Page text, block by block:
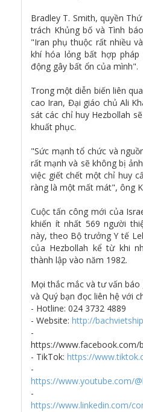
Bradley T. Smith, quyền
trách Khủng bố và Tình
"Iran phụ thuộc rất nhiều
khí hóa lỏng bất hợp
động gây bất ổn của mình".
Trong một diễn biến liên
cao Iran, Đại giáo chủ Ali
sát các chỉ huy Hezbollah
khuất phục.
"Sức mạnh tổ chức và
rất mạnh và sẽ không bị
việc giết chết một chỉ huy
ràng là một mất mát", ông
Cuộc tấn công mới của
khiến ít nhất 569 người
này, theo Bộ trưởng Y tế
của Hezbollah kể từ khi
thành lập vào năm 1982.
Mọi thắc mắc và tư vấn
và Quý bạn đọc liên hệ với
- Hotline: 024 3732 4889
- Website: http://
-
https://www.facebook.com/
- TikTok: https://
-
https://www.youtube.com/
-
https://www.linkedin.com/